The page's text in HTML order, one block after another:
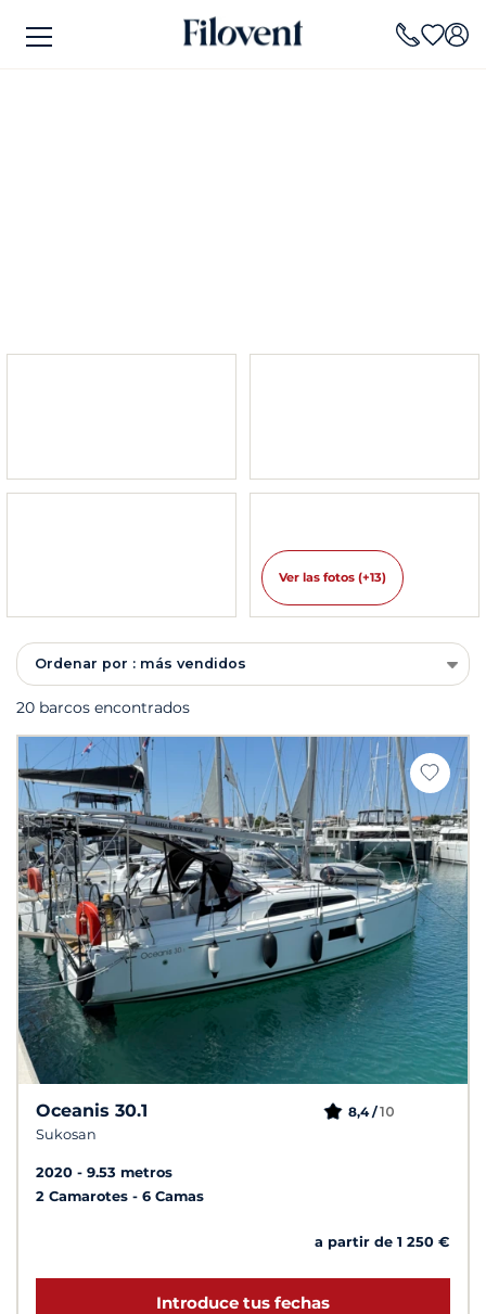
Ver las fotos (+13)
Ordenar por : más vendidos
20 barcos encontrados
Oceanis 30.1
Sukosan
8,4 /10
2020
9.53 metros
2 Camarotes
6 Camas
a partir de 1 250 €
Introduce tus fechas